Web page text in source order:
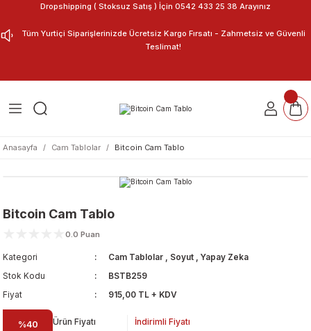
Dropshipping ( Stoksuz Satış ) İçin 0542 433 25 38 Arayınız
Tüm Yurtiçi Siparişlerinizde Ücretsiz Kargo Fırsatı - Zahmetsiz ve Güvenli
Teslimat!
Anasayfa Cam Tablolar Bitcoin Cam Tablo
Bitcoin Cam Tablo
0.0 Puan
Kategori Cam Tablolar , Soyut , Yapay Zeka
Stok Kodu
BSTB259
Fiyat
915,00 TL + KDV
%40
Ürün Fiyatı İndirimli Fiyatı